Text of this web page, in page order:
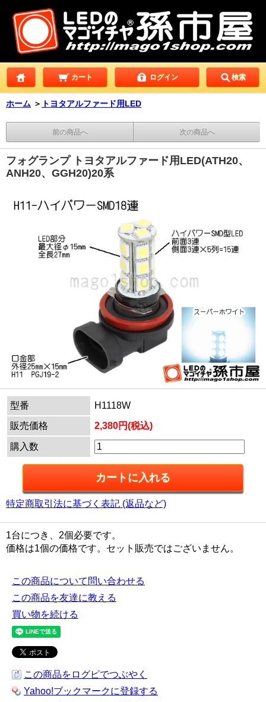
カート ログイン 検索
ホーム ＞ トヨタアルファード用LED
前の商品へ 次の商品へ
フォグランプ トヨタアルファード用LED(ATH20、
ANH20、GGH20)20系
型番
H1118W
販売価格
2,380円(税込)
購入数
特定商取引法に基づく表記 (返品など)
1台につき、2個必要です。
価格は1個の価格です。セット販売ではございません。
この商品について問い合わせる
この商品を友達に教える
買い物を続ける
この商品をログピでつぶやく
Yahoo!ブックマークに登録する